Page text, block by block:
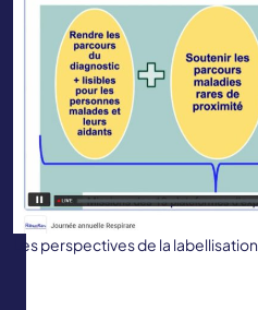
Les perspectives de la labellisation